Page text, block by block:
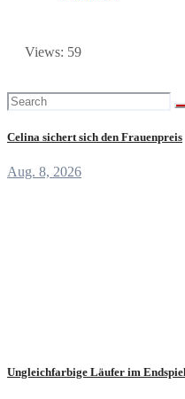
Views: 59
Celina sichert sich den Frauenpreis
Aug. 8, 2026
Ungleichfarbige Läufer im